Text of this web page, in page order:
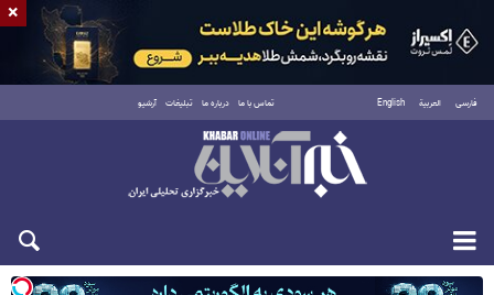
فارسی العربية English تماس با ما درباره ما تبلیغات آرشیو
یکشنبه ۱۸ مرداد ۱۴۰۵
×